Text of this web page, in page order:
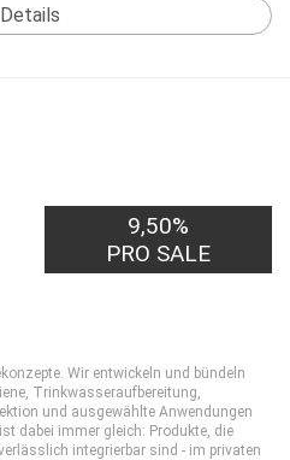
Details
9,50%
PRO SALE
Wir entwickeln und bündeln
Trinkwasseraufbereitung,
und ausgewählte Anwendungen
dabei immer gleich: Produkte, die
integrierbar sind - im privaten